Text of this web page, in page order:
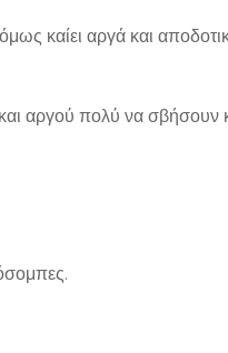
καίει αργά και
αργού πολύ να σβήσουν